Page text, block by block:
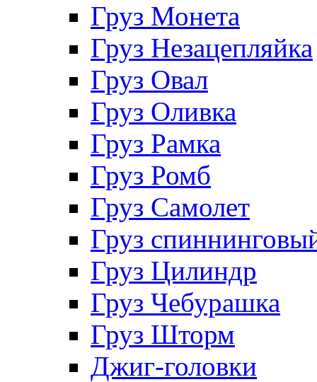
Груз Монета
Груз Незацепляйка
Груз Овал
Груз Оливка
Груз Рамка
Груз Ромб
Груз Самолет
Груз
Груз Цилиндр
Груз Чебурашка
Груз Шторм
Джиг-головки